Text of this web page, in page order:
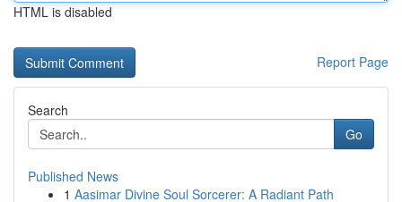
HTML is disabled
Report Page
Search
Go
Published News
1 Aasimar Divine Soul Sorcerer: A Radiant Path